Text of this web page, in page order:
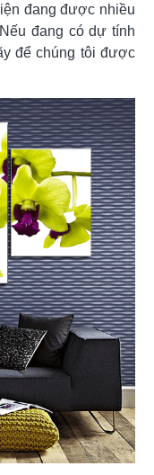
đang được nhiều
đang có dự tính
để chúng tôi được